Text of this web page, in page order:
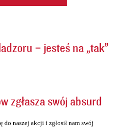
– jesteś na „tak”
zgłasza swój absurd
do naszej akcji i zgłosił nam swój